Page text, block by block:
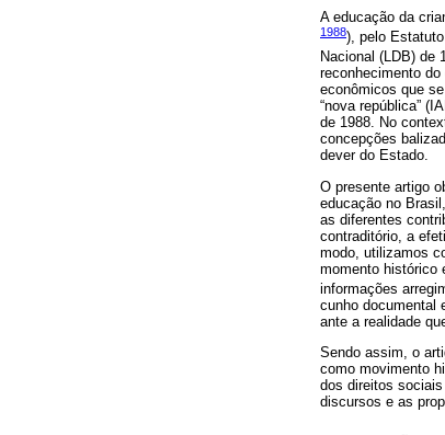
A educação da
1988), pelo
Nacional (LDB) de
reconhecimento
econômicos que
“nova república”
de 1988. No
concepções
dever do Estado.
O presente artigo
educação no
as diferentes
contraditório, a
modo, utilizamos
momento histórico
informações
cunho documental
ante a realidade
Sendo assim, o
como movimento
dos direitos
discursos e as